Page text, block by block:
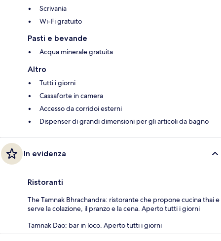
Scrivania
Wi-Fi gratuito
Pasti e bevande
Acqua minerale gratuita
Altro
Tutti i giorni
Cassaforte in camera
Accesso da corridoi esterni
Dispenser di grandi dimensioni per gli articoli da bagno
In evidenza
Ristoranti
The Tamnak Bhrachandra: ristorante che propone cucina thai e
serve la colazione, il pranzo e la cena. Aperto tutti i giorni
Tamnak Dao: bar in loco. Aperto tutti i giorni